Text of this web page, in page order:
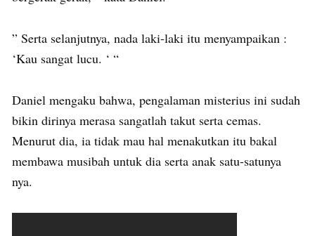
” Serta selanjutnya, nada laki-laki itu menyampaikan :
‘Kau sangat lucu. ‘ “
Daniel mengaku bahwa, pengalaman misterius ini sudah
bikin dirinya merasa sangatlah takut serta cemas.
Menurut dia, ia tidak mau hal menakutkan itu bakal
membawa musibah untuk dia serta anak satu-satunya
nya.